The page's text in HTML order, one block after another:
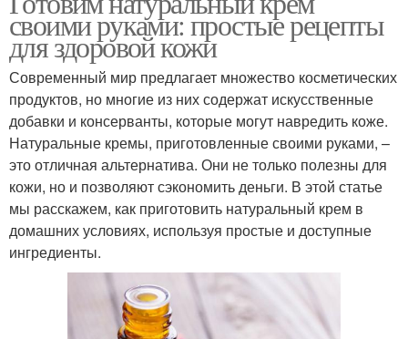
своими руками: простые рецепты
для здоровой кожи
Современный мир предлагает множество косметических
продуктов, но многие из них содержат искусственные
добавки и консерванты, которые могут навредить коже.
Натуральные кремы, приготовленные своими руками, –
это отличная альтернатива. Они не только полезны для
кожи, но и позволяют сэкономить деньги. В этой статье
мы расскажем, как приготовить натуральный крем в
домашних условиях, используя простые и доступные
ингредиенты.